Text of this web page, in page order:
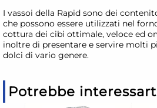
I vassoi della Rapid sono dei
che possono essere utilizzati nel
cottura dei cibi ottimale, veloce ed
inoltre di presentare e servire molti
dolci di vario genere.
Potrebbe